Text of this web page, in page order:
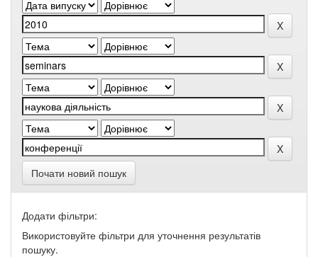
Почати новий пошук
Додати фільтри:
Використовуйте фільтри для уточнення результатів
пошуку.